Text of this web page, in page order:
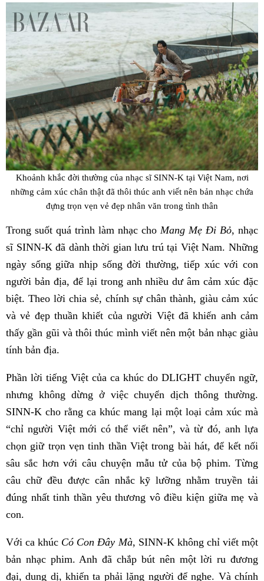
Khoảnh khắc đời thường của nhạc sĩ SINN-K tại Việt Nam, nơi
những cảm xúc chân thật đã thôi thúc anh viết nên bản nhạc chứa
đựng trọn vẹn vẻ đẹp nhân văn trong tình thân
Trong suốt quá trình làm nhạc cho Mang Mẹ Đi Bỏ, nhạc
sĩ SINN-K đã dành thời gian lưu trú tại Việt Nam. Những
ngày sống giữa nhịp sống đời thường, tiếp xúc với con
người bản địa, để lại trong anh nhiều dư âm cảm xúc đặc
biệt. Theo lời chia sẻ, chính sự chân thành, giàu cảm xúc
và vẻ đẹp thuần khiết của người Việt đã khiến anh cảm
thấy gần gũi và thôi thúc mình viết nên một bản nhạc giàu
tính bản địa.
Phần lời tiếng Việt của ca khúc do DLIGHT chuyển ngữ,
nhưng không dừng ở việc chuyển dịch thông thường.
SINN-K cho rằng ca khúc mang lại một loại cảm xúc mà
“chỉ người Việt mới có thể viết nên”, và từ đó, anh lựa
chọn giữ trọn vẹn tinh thần Việt trong bài hát, để kết nối
sâu sắc hơn với câu chuyện mẫu tử của bộ phim. Từng
câu chữ đều được cân nhắc kỹ lưỡng nhằm truyền tải
đúng nhất tinh thần yêu thương vô điều kiện giữa mẹ và
con.
Với ca khúc Có Con Đây Mà, SINN-K không chỉ viết một
bản nhạc phim. Anh đã chắp bút nên một lời ru đương
đại, dung dị, khiến ta phải lặng người để nghe. Và chính